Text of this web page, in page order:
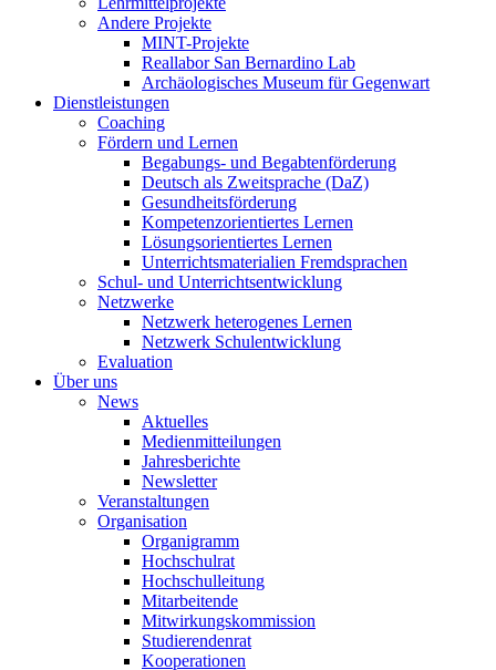
Andere Projekte
MINT-Projekte
Reallabor San Bernardino Lab
Archäologisches Museum für Gegenwart
Dienstleistungen
Coaching
Fördern und Lernen
Begabungs- und Begabtenförderung
Deutsch als Zweitsprache (DaZ)
Gesundheitsförderung
Kompetenzorientiertes Lernen
Lösungsorientiertes Lernen
Unterrichtsmaterialien Fremdsprachen
Schul- und Unterrichtsentwicklung
Netzwerke
Netzwerk heterogenes Lernen
Netzwerk Schulentwicklung
Evaluation
Über uns
News
Aktuelles
Medienmitteilungen
Jahresberichte
Newsletter
Veranstaltungen
Organisation
Organigramm
Hochschulrat
Hochschulleitung
Mitarbeitende
Mitwirkungskommission
Studierendenrat
Kooperationen